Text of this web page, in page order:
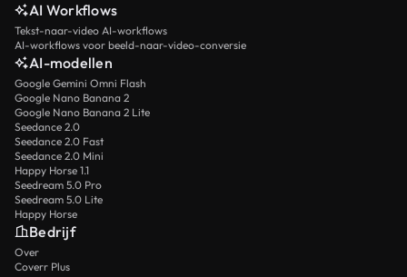
AI Workflows
Tekst-naar-video AI-workflows
AI-workflows voor beeld-naar-video-conversie
AI-modellen
Google Gemini Omni Flash
Google Nano Banana 2
Google Nano Banana 2 Lite
Seedance 2.0
Seedance 2.0 Fast
Seedance 2.0 Mini
Happy Horse 1.1
Seedream 5.0 Pro
Seedream 5.0 Lite
Happy Horse
Bedrijf
Over
Coverr Plus